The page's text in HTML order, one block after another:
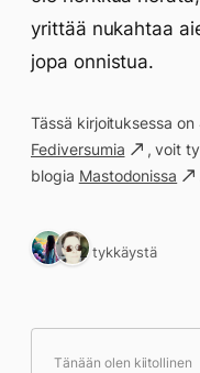
yrittää nukahtaa
jopa onnistua.
Tässä kirjoituksessa
Fediversumia
, voit
blogia Mastodonissa
2 tykkäystä
Tänään olen kiitollinen